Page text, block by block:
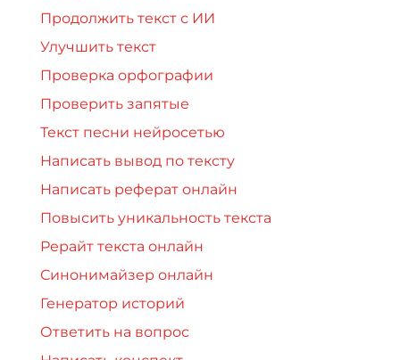
Продолжить текст с ИИ
Улучшить текст
Проверка орфографии
Проверить запятые
Текст песни нейросетью
Написать вывод по тексту
Написать реферат онлайн
Повысить уникальность текста
Рерайт текста онлайн
Синонимайзер онлайн
Генератор историй
Ответить на вопрос